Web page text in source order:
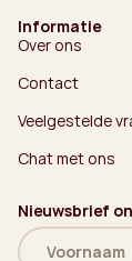
Informatie
Over ons
Contact
Veelgestelde
Chat met ons
Nieuwsbrief
Naam